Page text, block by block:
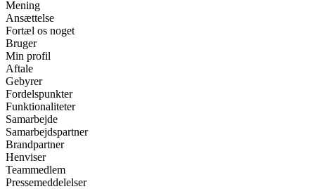
Mening
Ansættelse
Fortæl os noget
Bruger
Min profil
Aftale
Gebyrer
Fordelspunkter
Funktionaliteter
Samarbejde
Samarbejdspartner
Brandpartner
Henviser
Teammedlem
Pressemeddelelser